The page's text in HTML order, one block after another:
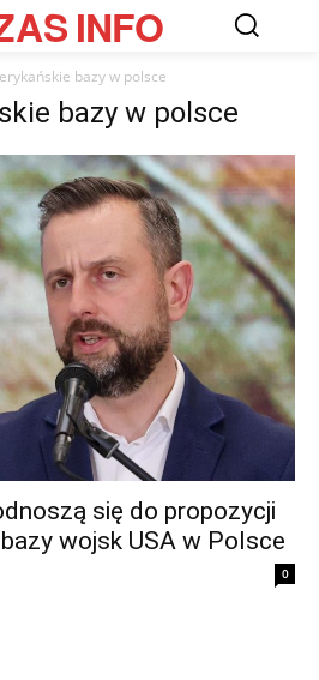
INFO
bazy w polsce
bazy w polsce
się do propozycji
wojsk USA w Polsce
0